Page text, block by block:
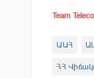
Team
ԱԱՀ
ՀՀ